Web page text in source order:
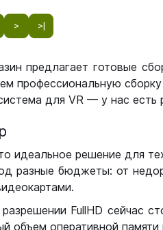
> >|
предлагает готовые
профессиональную
для VR — у нас
идеальное решение для
разные бюджеты: от
FullHD сейчас
объем оперативной